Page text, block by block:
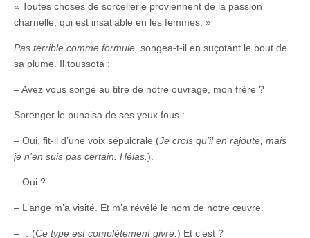
« Toutes choses de sorcellerie proviennent de la passion
charnelle, qui est insatiable en les femmes. »
Pas terrible comme formule, songea-t-il en suçotant le bout de
sa plume. Il toussota :
– Avez vous songé au titre de notre ouvrage, mon frère ?
Sprenger le punaisa de ses yeux fous :
– Oui, fit-il d’une voix sépulcrale (Je crois qu’il en rajoute, mais
je n’en suis pas certain. Hélas. ).
– Oui ?
– L’ange m’a visité. Et m’a révélé le nom de notre œuvre.
– …(Ce type est complètement givré. ) Et c’est ?